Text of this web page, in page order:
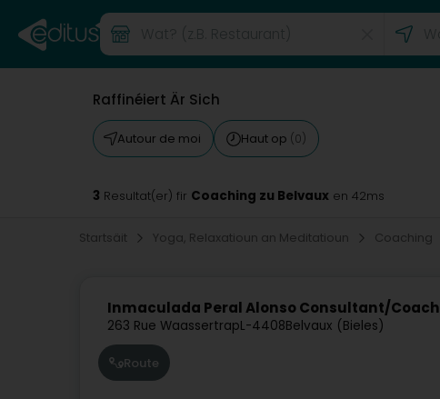
Raffinéiert Är Sich
Autour de moi Haut op (0)
3 Resultat(er) fir Coaching zu Belvaux en 42ms
Startsäit Yoga, Relaxatioun an Meditatioun Coaching
Inmaculada Peral Alonso Consultant/Coach
263 Rue WaassertrapL-4408Belvaux (Bieles)
Route